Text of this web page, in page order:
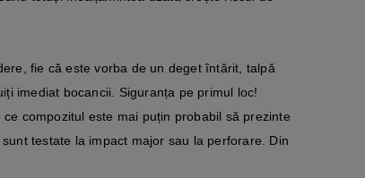
fie că este vorba de un deget întărit, talpă
imediat bocancii. Siguranța pe primul loc!
compozitul este mai puțin probabil să prezinte
testate la impact major sau la perforare. Din